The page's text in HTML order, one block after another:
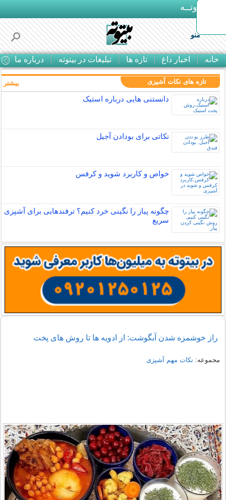
بـیتوتــه
منو
خانه اخبار داغ تازه ها تبلیغات در بیتوته درباره ما
تازه های نکات آشپزی
دانستنی هایی درباره استیک
نکاتی برای بودادن آجیل
خواص و کاربرد شوید و کرفس
چگونه پیاز را نگینی خرد کنیم؟ ترفندهایی برای آشپزی
سریع
بیشتر
راز خوشمزه شدن آبگوشت: از ادویه ها تا روش های پخت
مجموعه: نکات مهم آشپزی